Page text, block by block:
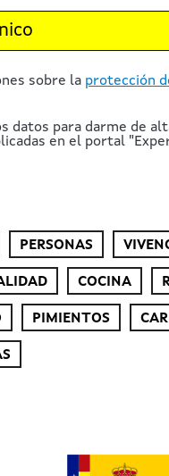
sobre la protección
datos para darme de
en el portal
PERSONAS
COCINA
PIMIENTOS